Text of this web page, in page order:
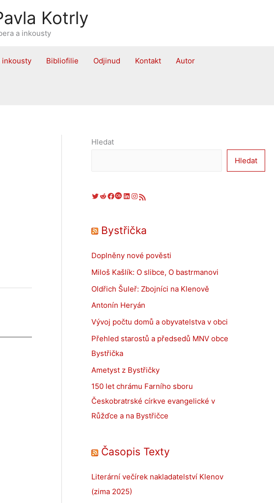
Kotrly
a inkousty
inkousty Bibliofilie Odjinud Kontakt Autor
Hledat
Hledat
Twitter Reddit Facebook Last.fm LinkedIn Instagram RSS zdroj
Bystřička
Doplněny nové pověsti
Miloš Kašlík: O slibce, O bastrmanovi
Oldřich Šuleř: Zbojníci na Klenově
Antonín Heryán
Vývoj počtu domů a obyvatelstva v obci
Přehled starostů a předsedů MNV obce
Bystřička
Ametyst z Bystřičky
150 let chrámu Farního sboru
Českobratrské církve evangelické v
Růžďce a na Bystřičce
Časopis Texty
Literární večírek nakladatelství Klenov
(zima 2025)